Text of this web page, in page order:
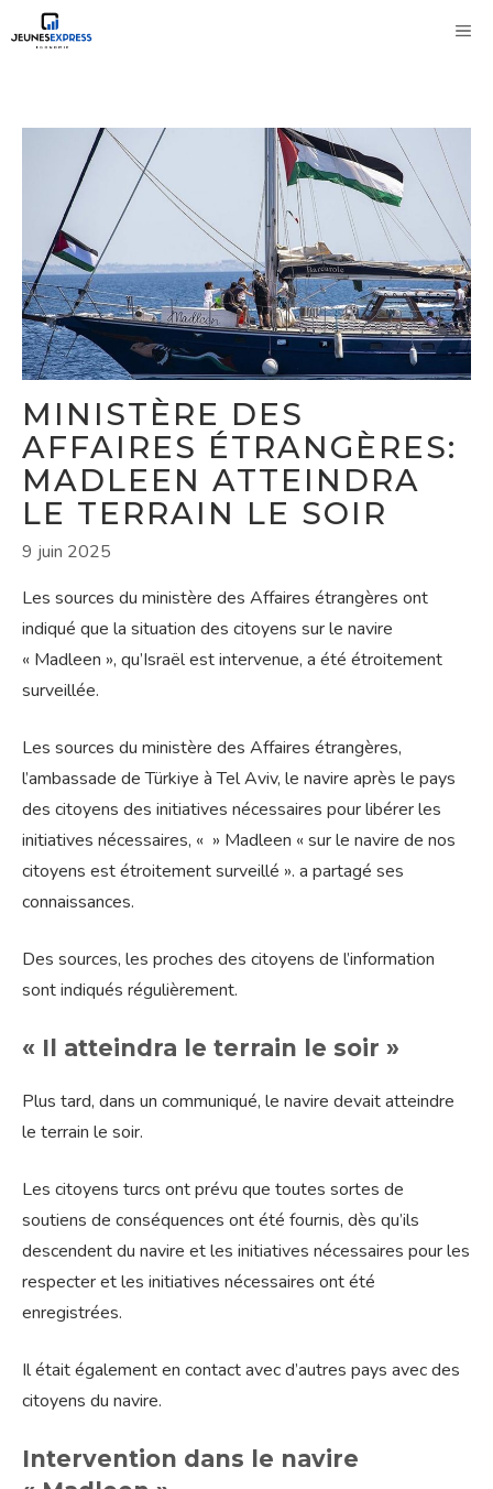
au
MINISTÈRE DES
AFFAIRES ÉTRANGÈRES:
MADLEEN ATTEINDRA
LE TERRAIN LE SOIR
9 juin 2025
Les sources du ministère des Affaires étrangères ont
indiqué que la situation des citoyens sur le navire
« Madleen », qu’Israël est intervenue, a été étroitement
surveillée.
Les sources du ministère des Affaires étrangères,
l’ambassade de Türkiye à Tel Aviv, le navire après le pays
des citoyens des initiatives nécessaires pour libérer les
initiatives nécessaires, « » Madleen « sur le navire de nos
citoyens est étroitement surveillé ». a partagé ses
connaissances.
Des sources, les proches des citoyens de l’information
sont indiqués régulièrement.
« Il atteindra le terrain le soir »
Plus tard, dans un communiqué, le navire devait atteindre
le terrain le soir.
Les citoyens turcs ont prévu que toutes sortes de
soutiens de conséquences ont été fournis, dès qu’ils
descendent du navire et les initiatives nécessaires pour les
respecter et les initiatives nécessaires ont été
enregistrées.
Il était également en contact avec d’autres pays avec des
citoyens du navire.
Intervention dans le navire